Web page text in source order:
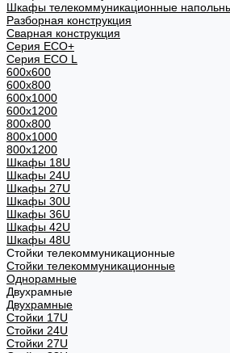
Шкафы телекоммуникационные
Разборная конструкция
Сварная конструкция
Серия ECO+
Серия ECO L
600x600
600x800
600х1000
600х1200
800x800
800х1000
800х1200
Шкафы 18U
Шкафы 24U
Шкафы 27U
Шкафы 30U
Шкафы 36U
Шкафы 42U
Шкафы 48U
Стойки телекоммуникационные
Стойки телекоммуникационные
Однорамные
Двухрамные
Двухрамные
Стойки 17U
Стойки 24U
Стойки 27U